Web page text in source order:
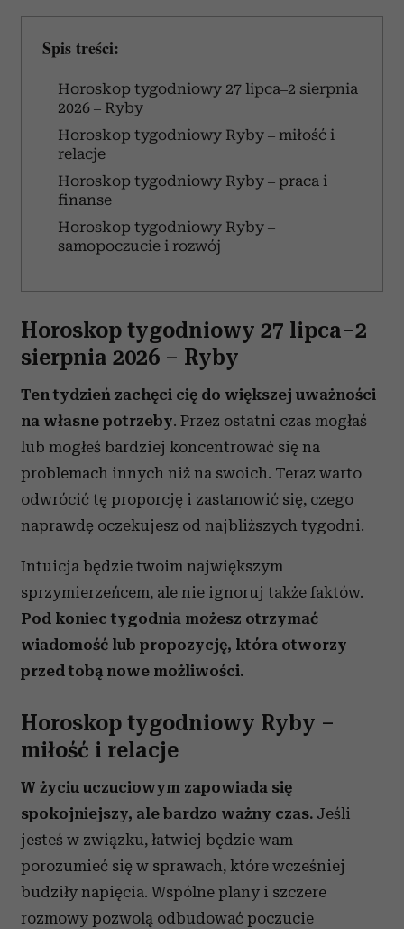
Spis treści:
Horoskop tygodniowy 27 lipca–2 sierpnia
2026 – Ryby
Horoskop tygodniowy Ryby – miłość i
relacje
Horoskop tygodniowy Ryby – praca i
finanse
Horoskop tygodniowy Ryby –
samopoczucie i rozwój
Horoskop tygodniowy 27 lipca–2
sierpnia 2026 – Ryby
Ten tydzień zachęci cię do większej uważności
na własne potrzeby. Przez ostatni czas mogłaś
lub mogłeś bardziej koncentrować się na
problemach innych niż na swoich. Teraz warto
odwrócić tę proporcję i zastanowić się, czego
naprawdę oczekujesz od najbliższych tygodni.
Intuicja będzie twoim największym
sprzymierzeńcem, ale nie ignoruj także faktów.
Pod koniec tygodnia możesz otrzymać
wiadomość lub propozycję, która otworzy
przed tobą nowe możliwości.
Horoskop tygodniowy Ryby –
miłość i relacje
W życiu uczuciowym zapowiada się
spokojniejszy, ale bardzo ważny czas. Jeśli
jesteś w związku, łatwiej będzie wam
porozumieć się w sprawach, które wcześniej
budziły napięcia. Wspólne plany i szczere
rozmowy pozwolą odbudować poczucie